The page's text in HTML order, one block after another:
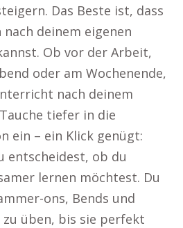
Das Beste ist, dass
deinem eigenen
Ob vor der Arbeit,
oder am Wochenende,
nach deinem
tiefer in die
ein – ein Klick genügt:
entscheidest, ob du
lernen möchtest. Du
ons, Bends und
üben, bis sie perfekt